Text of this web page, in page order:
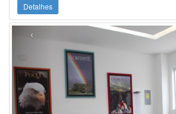
Detalhes
‹